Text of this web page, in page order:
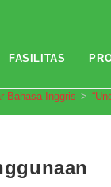
FASILITAS
Bahasa Inggris >